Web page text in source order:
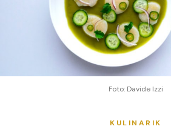
Foto: Davide Izzi
KULINARIK